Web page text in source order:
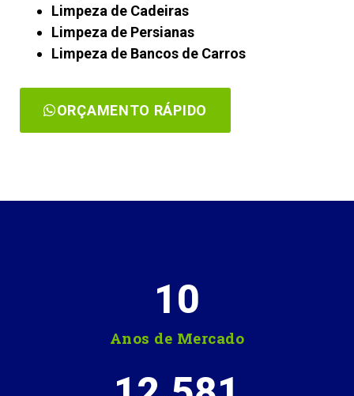
Limpeza de Cadeiras
Limpeza de Persianas
Limpeza de Bancos de Carros
ORÇAMENTO RÁPIDO
Anos de Mercado
10